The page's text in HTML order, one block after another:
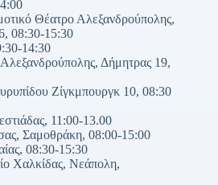
Θέατρο Αλεξανδρούπολης,
08:30-15:30
14:30
Δήμητρας 19,
Ζίγκμπουργκ 10, 08:30
11:00-13.00
Σαμοθράκη, 08:00-15:00
08:30-15:30
Χαλκίδας, Νεάπολη,